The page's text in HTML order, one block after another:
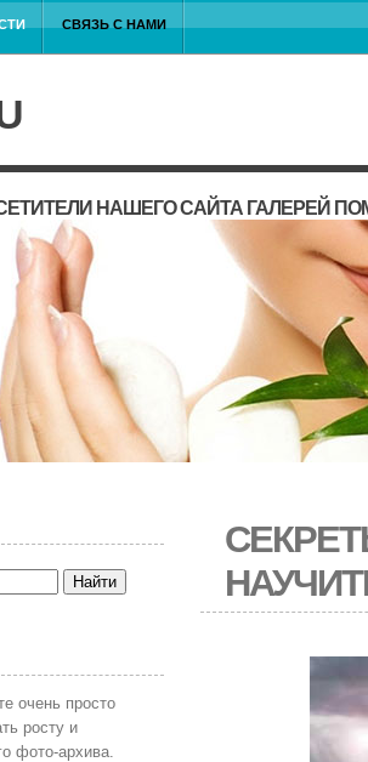
СВЯЗЬ С НАМИ
НАШЕГО САЙТА ГАЛЕРЕЙ
очень просто
росту и
фото-архива.